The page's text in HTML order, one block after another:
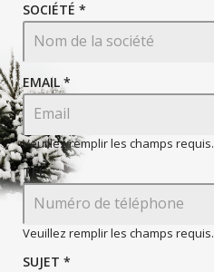
SOCIÉTÉ *
EMAIL*
Veuillez remplir les champs requis.
TEL
Veuillez remplir les champs requis.
SUJET *